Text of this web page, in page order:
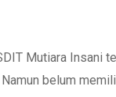
Mutiara Insani
belum